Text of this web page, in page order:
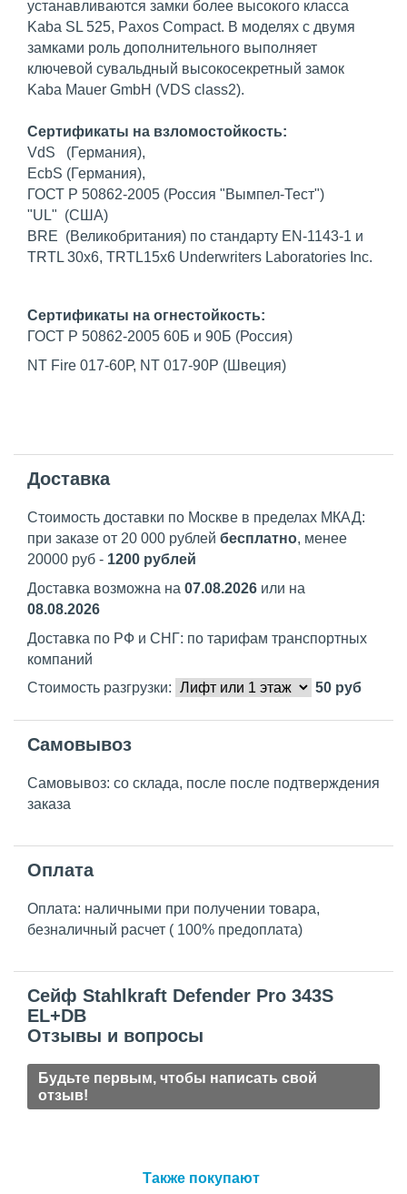
устанавливаются замки более высокого класса
Kaba SL 525, Paxos Compact. В моделях с двумя
замками роль дополнительного выполняет
ключевой сувальдный высокосекретный замок
Kaba Mauer GmbH (VDS class2).
Сертификаты на взломостойкость:
VdS (Германия),
EcbS (Германия),
ГОСТ Р 50862-2005 (Россия "Вымпел-Тест")
"UL" (США)
BRE (Великобритания) по стандарту EN-1143-1 и
TRTL 30x6, TRTL15x6 Underwriters Laboratories Inc.
Сертификаты на огнестойкость:
ГОСТ Р 50862-2005 60Б и 90Б (Россия)
NT Fire 017-60Р, NT 017-90P (Швеция)
Доставка
Стоимость доставки по Москве в пределах МКАД:
при заказе от 20 000 рублей бесплатно, менее
20000 руб - 1200 рублей
Доставка возможна на 07.08.2026 или на
08.08.2026
Доставка по РФ и СНГ: по тарифам транспортных
компаний
Стоимость разгрузки:
50 руб
Самовывоз
Самовывоз: со склада, после после подтверждения
заказа
Оплата
Оплата: наличными при получении товара,
безналичный расчет ( 100% предоплата)
Сейф Stahlkraft Defender Pro 343S
EL+DB
Отзывы и вопросы
Будьте первым, чтобы написать свой
отзыв!
Также покупают